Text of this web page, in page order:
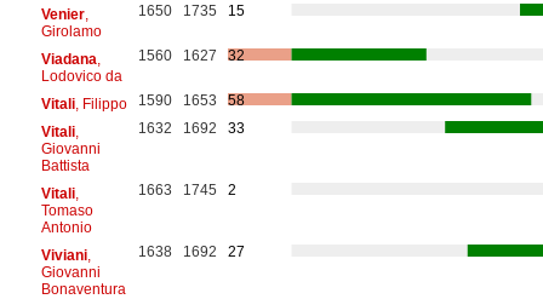
Venier,
Girolamo
1650 1735 15
Viadana
Lodovico da
1560 1627 32
Vitali, Filippo 1590 1653
58
Vitali,
Giovanni
Battista
1632 1692 33
Vitali,
Tomaso
Antonio
1663 1745 2
Viviani,
Giovanni
Bonaventura
1638 1692 27